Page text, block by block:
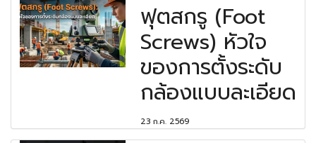
ฟุตสกรู (Foot
Screws) หัวใจ
ของการตั้งระดับ
กล้องแบบละเอียด
23 ก.ค. 2569